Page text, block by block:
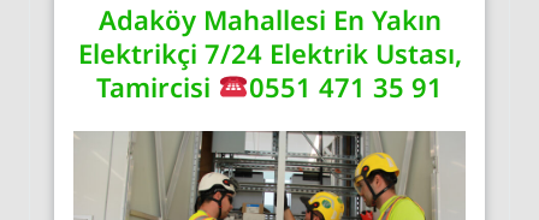
Adaköy Mahallesi En Yakın
Elektrikçi 7/24 Elektrik Ustası,
Tamircisi
0551 471 35 91